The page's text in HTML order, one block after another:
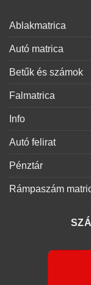
Ablakmatrica
Autó matrica
Betűk és számok
Falmatrica
Info
Autó felirat
Pénztár
Rámpaszám